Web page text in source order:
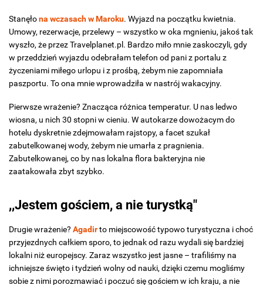
Stanęłona wczasach w Maroku. Wyjazd na początku kwietnia.
Umowy, rezerwacje, przelewy – wszystko w oka mgnieniu, jakoś tak
wyszło, że przez Travelplanet.pl. Bardzo miło mnie zaskoczyli, gdy
w przeddzień wyjazdu odebrałam telefon od pani z portalu z
życzeniami miłego urlopu i z prośbą, żebym nie zapomniała
paszportu. To ona mnie wprowadziła w nastrój wakacyjny.
Pierwsze wrażenie? Znacząca różnica temperatur. U nas ledwo
wiosna, u nich 30 stopni w cieniu. W autokarze dowożacym do
hotelu dyskretnie zdejmowałam rajstopy, a facet szukał
zabutelkowanej wody, żebym nie umarła z pragnienia.
Zabutelkowanej, co by nas lokalna flora bakteryjna nie
zaatakowała zbyt szybko.
,,Jestem gościem, a nie turystką"
Drugie wrażenie? Agadirto miejscowość typowo turystyczna i choć
przyjezdnych całkiem sporo, to jednak od razu wydali się bardziej
lokalni niż europejscy. Zaraz wszystko jest jasne – trafiliśmy na
ichniejsze święto i tydzień wolny od nauki, dzięki czemu mogliśmy
sobie z nimi porozmawiać i poczuć się gościem w ich kraju, a nie